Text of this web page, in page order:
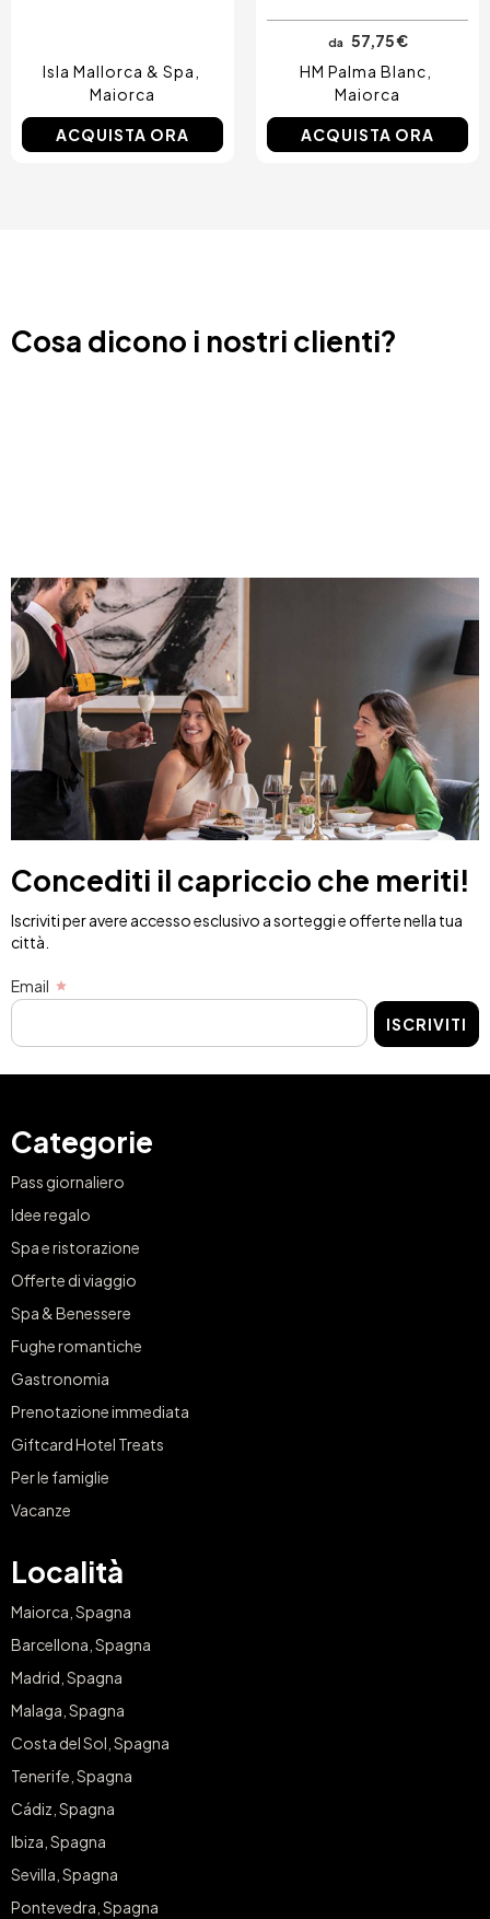
Isla Mallorca & Spa
Maiorca
ACQUISTA ORA
da 57,75 €
HM Palma Blanc
Maiorca
ACQUISTA ORA
Cosa dicono i nostri clienti?
Concediti il capriccio che meriti!
Iscriviti per avere accesso esclusivo a sorteggi e offerte nella tua
città.
Email
ISCRIVITI
Categorie
Pass giornaliero
Idee regalo
Spa e ristorazione
Offerte di viaggio
Spa & Benessere
Fughe romantiche
Gastronomia
Prenotazione immediata
Giftcard Hotel Treats
Per le famiglie
Vacanze
Località
Maiorca, Spagna
Barcellona, Spagna
Madrid, Spagna
Malaga, Spagna
Costa del Sol, Spagna
Tenerife, Spagna
Cádiz, Spagna
Ibiza, Spagna
Sevilla, Spagna
Pontevedra, Spagna